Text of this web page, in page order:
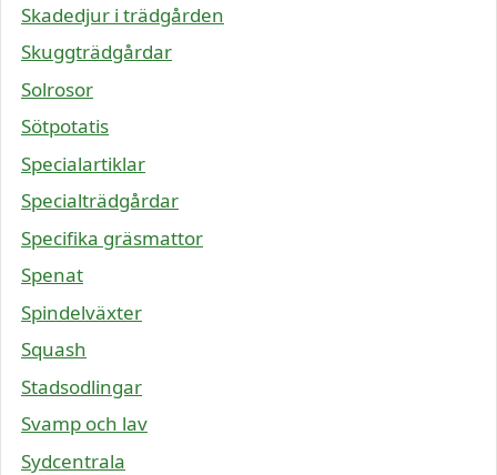
Skadedjur i trädgården
Skuggträdgårdar
Solrosor
Sötpotatis
Specialartiklar
Specialträdgårdar
Specifika gräsmattor
Spenat
Spindelväxter
Squash
Stadsodlingar
Svamp och lav
Sydcentrala